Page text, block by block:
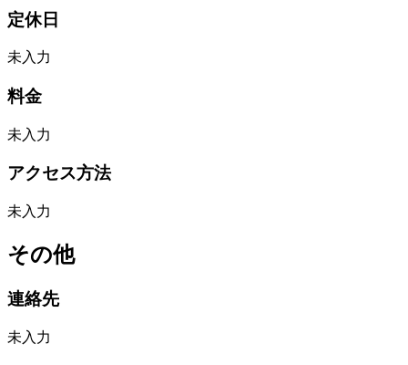
定休日
未入力
料金
未入力
アクセス方法
未入力
その他
連絡先
未入力